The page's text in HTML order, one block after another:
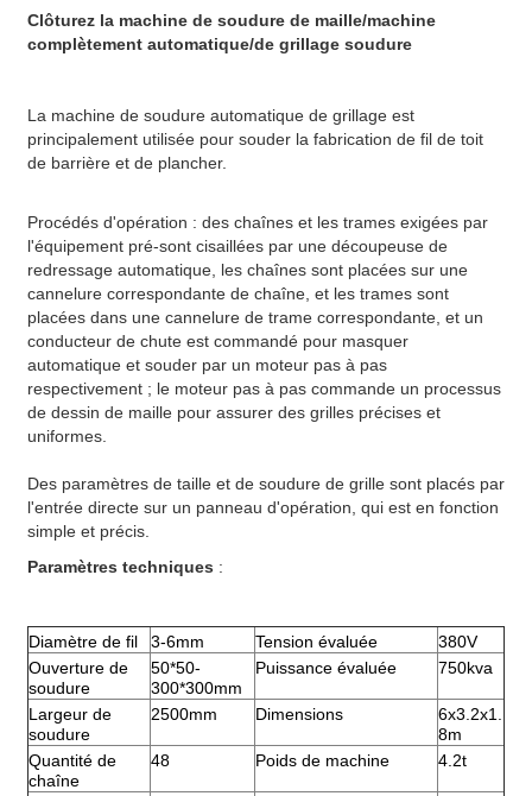
Clôturez la machine de soudure de maille/machine
complètement automatique/de grillage soudure
La machine de soudure automatique de grillage est
principalement utilisée pour souder la fabrication de fil de toit
de barrière et de plancher.
Procédés d'opération : des chaînes et les trames exigées par
l'équipement pré-sont cisaillées par une découpeuse de
redressage automatique, les chaînes sont placées sur une
cannelure correspondante de chaîne, et les trames sont
placées dans une cannelure de trame correspondante, et un
conducteur de chute est commandé pour masquer
automatique et souder par un moteur pas à pas
respectivement ; le moteur pas à pas commande un processus
de dessin de maille pour assurer des grilles précises et
uniformes.
Des paramètres de taille et de soudure de grille sont placés par
l'entrée directe sur un panneau d'opération, qui est en fonction
simple et précis.
Paramètres techniques :
Diamètre de fil 3-6mm Tension évaluée
380V
Ouverture de
soudure
50*50-
300*300mm
Puissance évaluée 750kva
Largeur de
soudure
2500mm Dimensions
6x3.2x1.
8m
Quantité de
chaîne
48 Poids de machine 4.2t